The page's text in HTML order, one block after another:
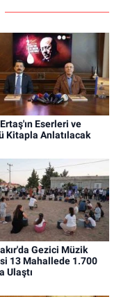
Eserleri ve
Kitapla Anlatılacak
Gezici Müzik
13 Mahallede 1.700
Ulaştı